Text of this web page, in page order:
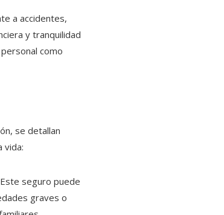
a accidentes,
y tranquilidad
como
se detallan
vida:
seguro puede
graves o